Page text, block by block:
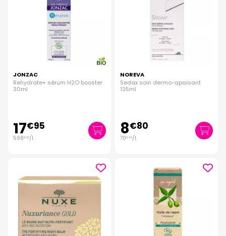
JONZAC
Rehydrate+ sérum H2O booster
30ml
17€95
598€33/l.
NOREVA
Sedax soin dermo-apaisant
125ml
8€80
70€40/l.